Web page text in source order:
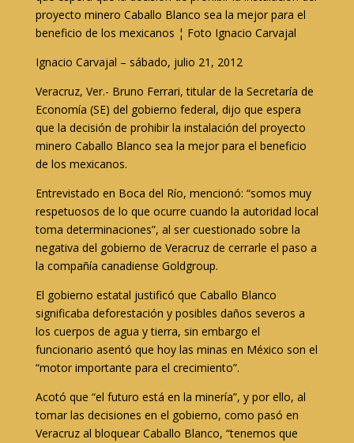
proyecto minero Caballo Blanco sea la mejor para el
beneficio de los mexicanos ¦ Foto Ignacio Carvajal
Ignacio Carvajal – sábado, julio 21, 2012
Veracruz, Ver.- Bruno Ferrari, titular de la Secretaría de
Economía (SE) del gobierno federal, dijo que espera
que la decisión de prohibir la instalación del proyecto
minero Caballo Blanco sea la mejor para el beneficio
de los mexicanos.
Entrevistado en Boca del Río, mencionó: “somos muy
respetuosos de lo que ocurre cuando la autoridad local
toma determinaciones”, al ser cuestionado sobre la
negativa del gobierno de Veracruz de cerrarle el paso a
la compañía canadiense Goldgroup.
El gobierno estatal justificó que Caballo Blanco
significaba deforestación y posibles daños severos a
los cuerpos de agua y tierra, sin embargo el
funcionario asentó que hoy las minas en México son el
“motor importante para el crecimiento”.
Acotó que “el futuro está en la minería”, y por ello, al
tomar las decisiones en el gobierno, como pasó en
Veracruz al bloquear Caballo Blanco, “tenemos que